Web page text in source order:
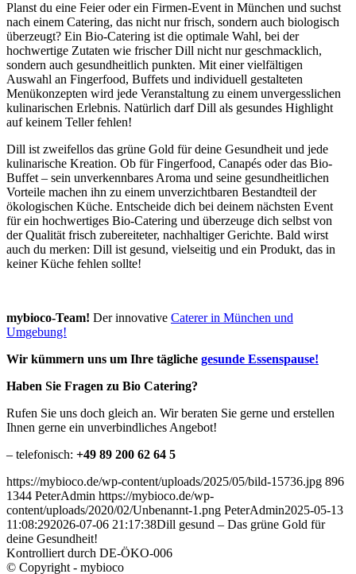
Planst du eine Feier oder ein Firmen-Event in München und suchst
nach einem Catering, das nicht nur frisch, sondern auch biologisch
überzeugt? Ein Bio-Catering ist die optimale Wahl, bei der
hochwertige Zutaten wie frischer Dill nicht nur geschmacklich,
sondern auch gesundheitlich punkten. Mit einer vielfältigen
Auswahl an Fingerfood, Buffets und individuell gestalteten
Menükonzepten wird jede Veranstaltung zu einem unvergesslichen
kulinarischen Erlebnis. Natürlich darf Dill als gesundes Highlight
auf keinem Teller fehlen!
Dill ist zweifellos das grüne Gold für deine Gesundheit und jede
kulinarische Kreation. Ob für Fingerfood, Canapés oder das Bio-
Buffet – sein unverkennbares Aroma und seine gesundheitlichen
Vorteile machen ihn zu einem unverzichtbaren Bestandteil der
ökologischen Küche. Entscheide dich bei deinem nächsten Event
für ein hochwertiges Bio-Catering und überzeuge dich selbst von
der Qualität frisch zubereiteter, nachhaltiger Gerichte. Bald wirst
auch du merken: Dill ist gesund, vielseitig und ein Produkt, das in
keiner Küche fehlen sollte!
mybioco-Team! Der innovative Caterer in München und
Umgebung!
Wir kümmern uns um Ihre tägliche gesunde Essenspause!
Haben Sie Fragen zu Bio Catering?
Rufen Sie uns doch gleich an. Wir beraten Sie gerne und erstellen
Ihnen gerne ein unverbindliches Angebot!
– telefonisch: +49 89 200 62 64 5
https://mybioco.de/wp-content/uploads/2025/05/bild-15736.jpg 896
1344 PeterAdmin https://mybioco.de/wp-
content/uploads/2020/02/Unbenannt-1.png PeterAdmin2025-05-13
11:08:292026-07-06 21:17:38Dill gesund – Das grüne Gold für
deine Gesundheit!
Kontrolliert durch DE-ÖKO-006
© Copyright - mybioco